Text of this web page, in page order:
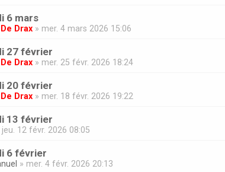
6 mars
Drax » mer. 4 mars 2026 15:06
27 février
Drax » mer. 25 févr. 2026 18:24
20 février
Drax » mer. 18 févr. 2026 19:22
13 février
jeu. 12 févr. 2026 08:05
6 février
» mer. 4 févr. 2026 20:13